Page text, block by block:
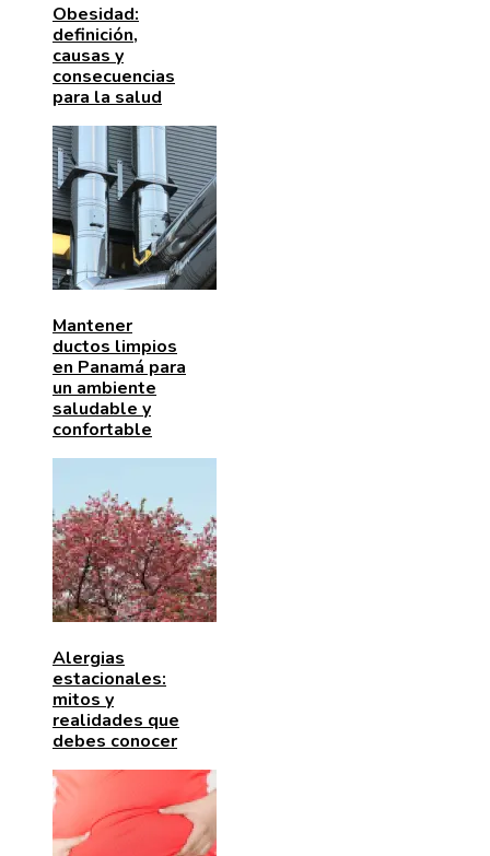
Obesidad:
definición,
causas y
consecuencias
para la salud
Mantener
ductos limpios
en Panamá para
un ambiente
saludable y
confortable
Alergias
estacionales:
mitos y
realidades que
debes conocer